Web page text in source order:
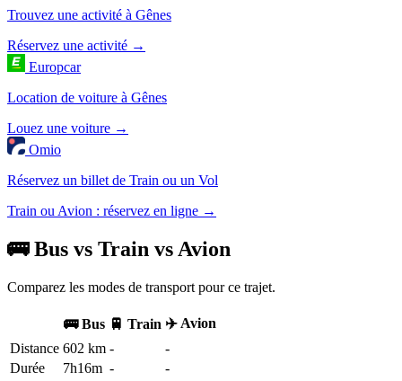
Trouvez une activité à Gênes
Réservez une activité →
Europcar
Location de voiture à Gênes
Louez une voiture →
Omio
Réservez un billet de Train ou un Vol
Train ou Avion : réservez en ligne →
🚌 Bus vs Train vs Avion
Comparez les modes de transport pour ce trajet.
🚌 Bus 🚆 Train ✈️ Avion
Distance 602 km -
-
Durée
7h16m -
-